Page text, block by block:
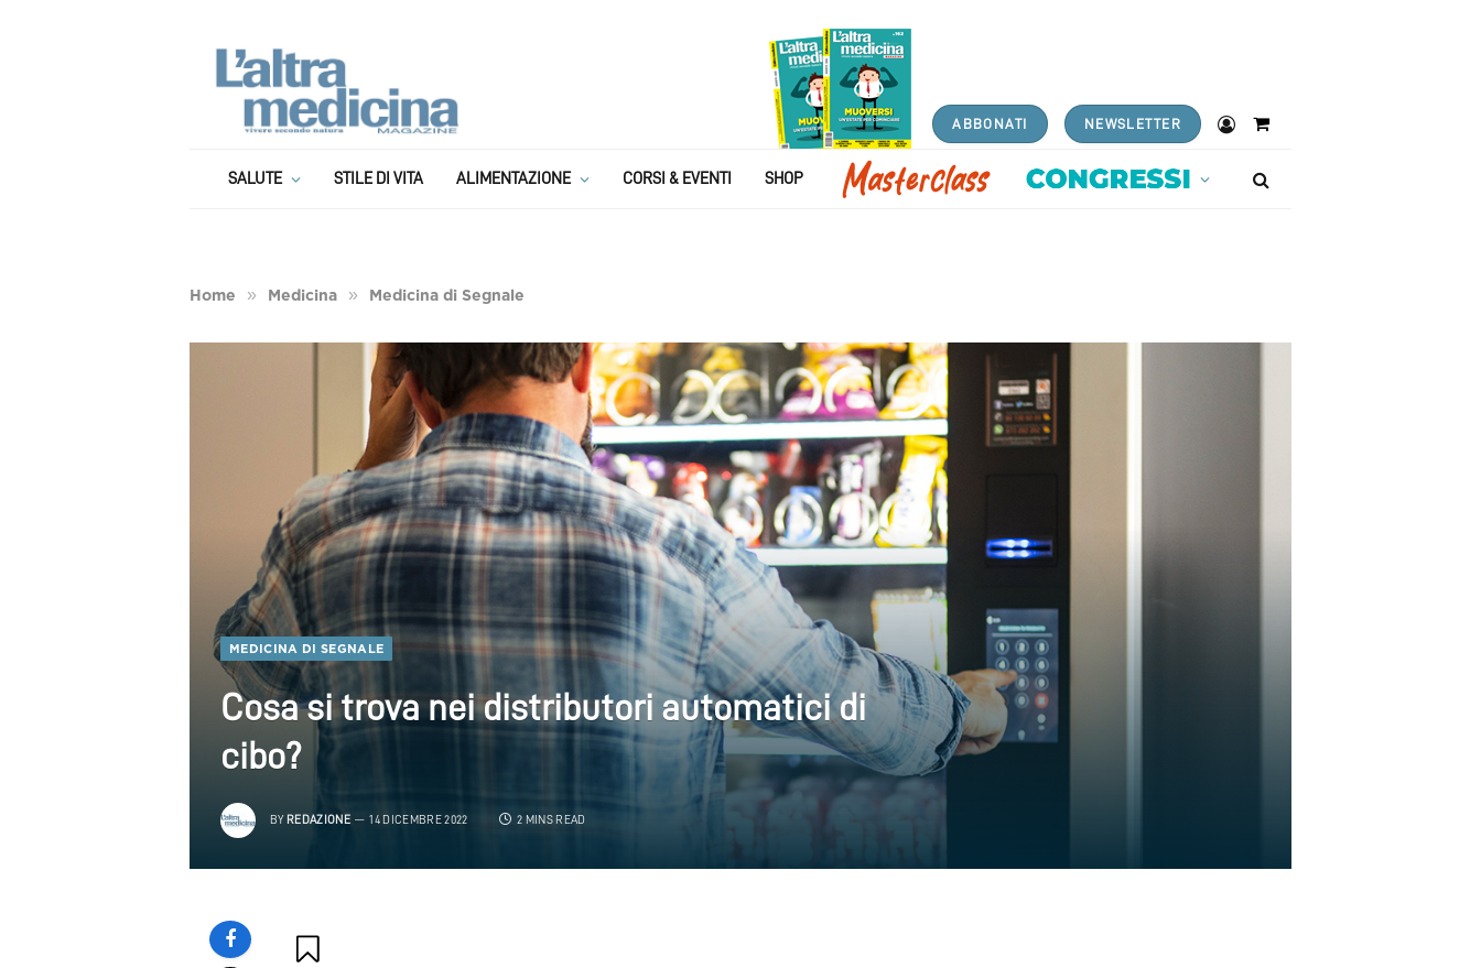
ABBONATI NEWSLETTER
Shopping
SALUTE STILE DI VITA ALIMENTAZIONE CORSI & EVENTI SHOP
Home » Medicina » Medicina di Segnale
MEDICINA DI SEGNALE
Cosa si trova nei distributori automatici di
cibo?
BY REDAZIONE 14 DICEMBRE 2022 2 MINS READ